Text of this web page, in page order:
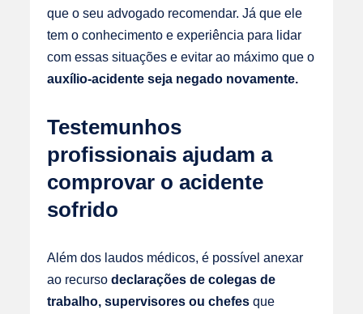
que o seu advogado recomendar. Já que ele
tem o conhecimento e experiência para lidar
com essas situações e evitar ao máximo que o
auxílio-acidente seja negado novamente.
Testemunhos
profissionais ajudam a
comprovar o acidente
sofrido
Além dos laudos médicos, é possível anexar
ao recursodeclarações de colegas de
trabalho, supervisores ou chefes que